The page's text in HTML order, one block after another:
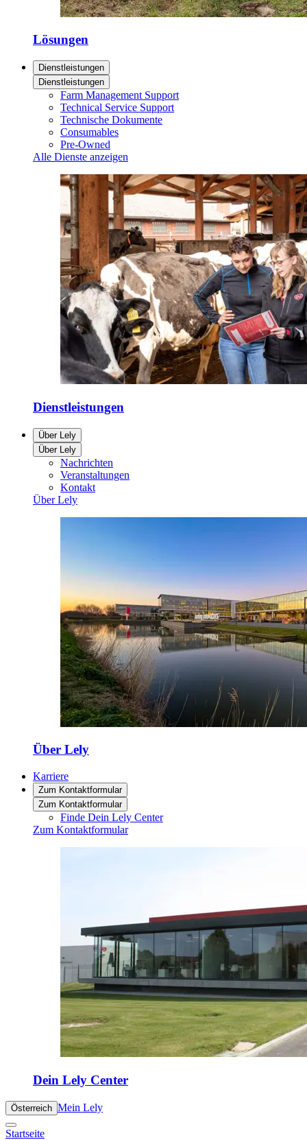
Lösungen
Dienstleistungen
Dienstleistungen
Farm Management Support
Technical Service Support
Technische Dokumente
Consumables
Pre-Owned
Alle Dienste anzeigen
Dienstleistungen
Über Lely
Über Lely
Nachrichten
Veranstaltungen
Kontakt
Über Lely
Über Lely
Karriere
Zum Kontaktformular
Zum Kontaktformular
Finde Dein Lely Center
Zum Kontaktformular
Dein Lely Center
Österreich Mein Lely
Startseite